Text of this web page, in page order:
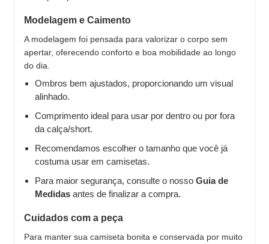
Modelagem e Caimento
A modelagem foi pensada para valorizar o corpo sem
apertar, oferecendo conforto e boa mobilidade ao longo
do dia.
Ombros bem ajustados, proporcionando um visual
alinhado.
Comprimento ideal para usar por dentro ou por fora
da calça/short.
Recomendamos escolher o tamanho que você já
costuma usar em camisetas.
Para maior segurança, consulte o nosso Guia de
Medidas antes de finalizar a compra.
Cuidados com a peça
Para manter sua camiseta bonita e conservada por muito